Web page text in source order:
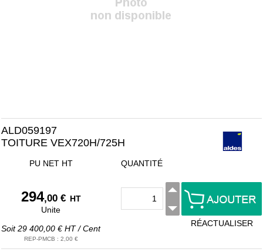
ALD059197
TOITURE VEX720H/725H
PU NET HT
294,00 € HT
Unite
Soit29 400,00 € HT/Cent
REP-PMCB : 2,00 €
QUANTITÉ
RÉACTUALISER